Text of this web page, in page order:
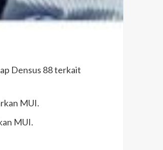
Densus 88 terkait
MUI.
MUI.